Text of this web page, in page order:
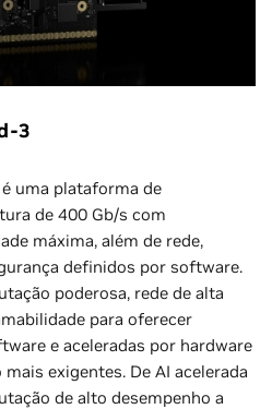
3
uma plataforma de
de 400 Gb/s com
máxima, além de rede,
definidos por software.
poderosa, rede de alta
para oferecer
e aceleradas por hardware
exigentes. De AI acelerada
de alto desempenho a